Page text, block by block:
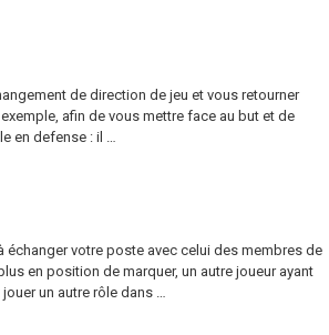
de direction de jeu et vous retourner
afin de vous mettre face au but et de
en defense : il …
échanger votre poste avec celui des membres de
en position de marquer, un autre joueur ayant
un autre rôle dans …